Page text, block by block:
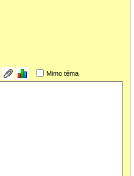
Mimo téma